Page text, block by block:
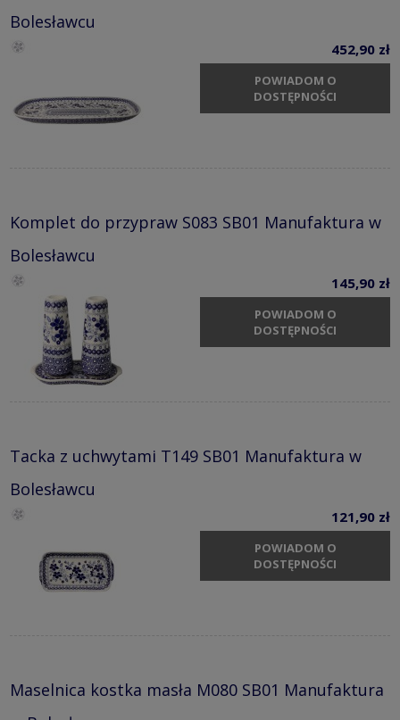
Bolesławcu
452,90 zł
POWIADOM O
DOSTĘPNOŚCI
Komplet do przypraw S083 SB01 Manufaktura w
Bolesławcu
145,90 zł
POWIADOM O
DOSTĘPNOŚCI
Tacka z uchwytami T149 SB01 Manufaktura w
Bolesławcu
121,90 zł
POWIADOM O
DOSTĘPNOŚCI
Maselnica kostka masła M080 SB01 Manufaktura